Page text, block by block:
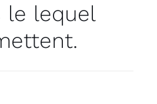
le lequel